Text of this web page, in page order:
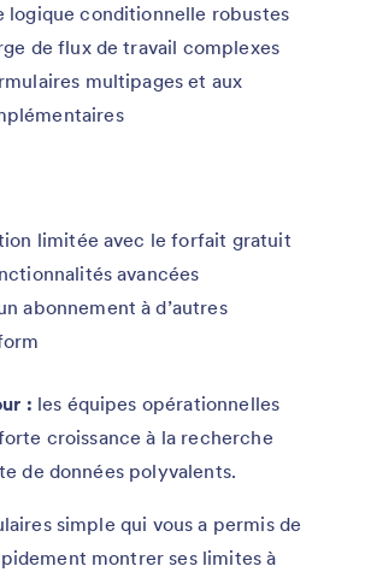
logique conditionnelle robustes
de flux de travail complexes
multipages et aux
limitée avec le forfait gratuit
avancées
abonnement à d’autres
: les équipes opérationnelles
croissance à la recherche
de données polyvalents.
simple qui vous a permis de
montrer ses limites à